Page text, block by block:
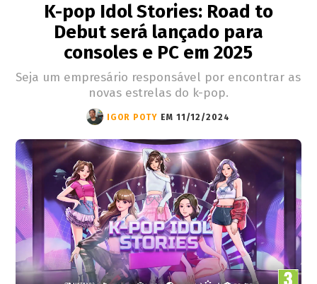
K-pop Idol Stories: Road to
Debut será lançado para
consoles e PC em 2025
Seja um empresário responsável por encontrar as
novas estrelas do k-pop.
IGOR POTY EM 11/12/2024